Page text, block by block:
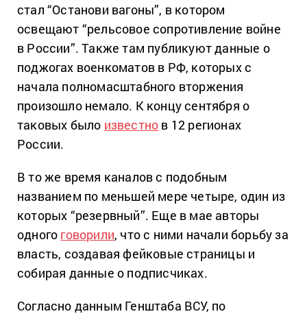
стал “Останови вагоны”, в котором
освещают “рельсовое сопротивление войне
в России”. Также там публикуют данные о
поджогах военкоматов в РФ, которых с
начала полномасштабного вторжения
произошло немало. К концу сентября о
таковых было известно в 12 регионах
России.
В то же время каналов с подобным
названием по меньшей мере четыре, один из
которых “резервный”. Еще в мае авторы
одного говорили, что с ними начали борьбу за
власть, создавая фейковые страницы и
собирая данные о подписчиках.
Согласно данным Генштаба ВСУ, по